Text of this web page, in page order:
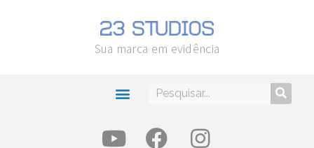
Sua marca em evidência